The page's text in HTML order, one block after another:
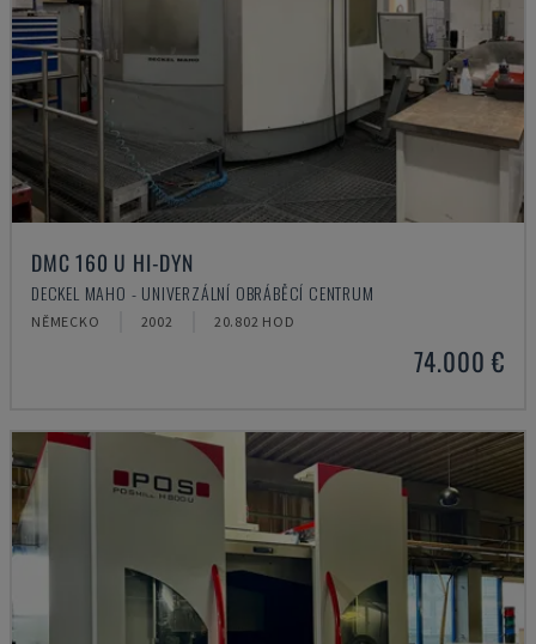
DMC 160 U HI-DYN
DECKEL MAHO - UNIVERZÁLNÍ OBRÁBĚCÍ CENTRUM
NĚMECKO 2002 20.802 HOD
74.000 €